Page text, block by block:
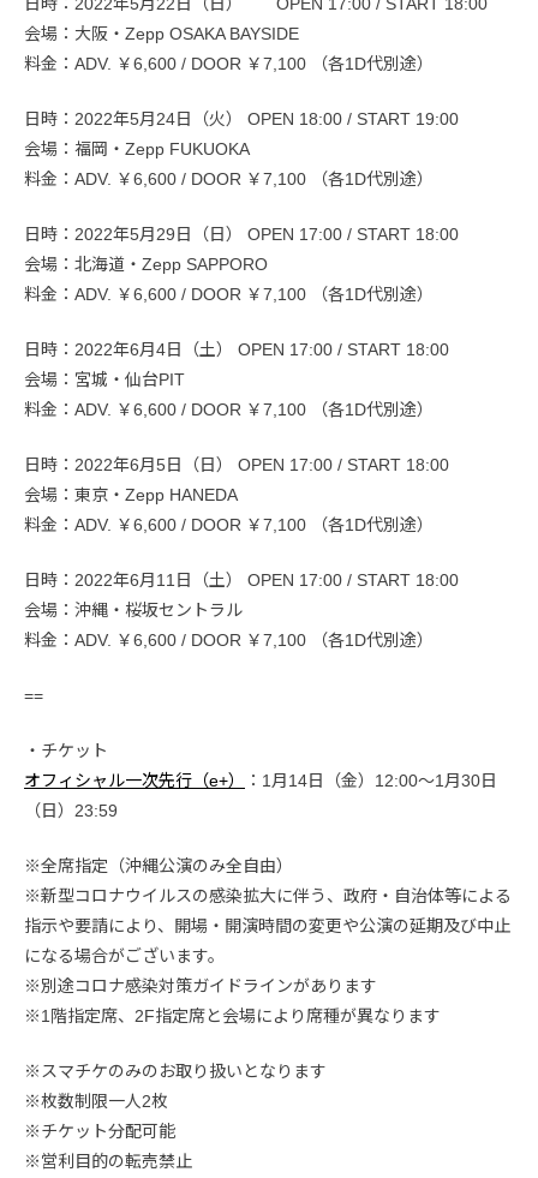
会場：大阪・Zepp OSAKA BAYSIDE
料金：ADV. ￥6,600 / DOOR ￥7,100 （各1D代別途）
日時：2022年5月24日（火） OPEN 18:00 / START 19:00
会場：福岡・Zepp FUKUOKA
料金：ADV. ￥6,600 / DOOR ￥7,100 （各1D代別途）
日時：2022年5月29日（日） OPEN 17:00 / START 18:00
会場：北海道・Zepp SAPPORO
料金：ADV. ￥6,600 / DOOR ￥7,100 （各1D代別途）
日時：2022年6月4日（土） OPEN 17:00 / START 18:00
会場：宮城・仙台PIT
料金：ADV. ￥6,600 / DOOR ￥7,100 （各1D代別途）
日時：2022年6月5日（日） OPEN 17:00 / START 18:00
会場：東京・Zepp HANEDA
料金：ADV. ￥6,600 / DOOR ￥7,100 （各1D代別途）
日時：2022年6月11日（土） OPEN 17:00 / START 18:00
会場：沖縄・桜坂セントラル
料金：ADV. ￥6,600 / DOOR ￥7,100 （各1D代別途）
==
・チケット
オフィシャル一次先行（e+）
：1月14日（金）12:00〜1月30日
（日）23:59
※全席指定（沖縄公演のみ全自由）
※新型コロナウイルスの感染拡大に伴う、政府・自治体等による
指示や要請により、開場・開演時間の変更や公演の延期及び中止
になる場合がございます。
※別途コロナ感染対策ガイドラインがあります
※1階指定席、2F指定席と会場により席種が異なります
※スマチケのみのお取り扱いとなります
※枚数制限一人2枚
※チケット分配可能
※営利目的の転売禁止